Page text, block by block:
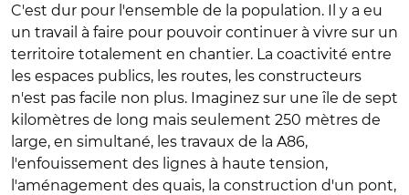
C'est dur pour l'ensemble de la population. Il y a eu
un travail à faire pour pouvoir continuer à vivre sur un
territoire totalement en chantier. La coactivité entre
les espaces publics, les routes, les constructeurs
n'est pas facile non plus. Imaginez sur une île de sept
kilomètres de long mais seulement 250 mètres de
large, en simultané, les travaux de la A86,
l'enfouissement des lignes à haute tension,
l'aménagement des quais, la construction d'un pont,